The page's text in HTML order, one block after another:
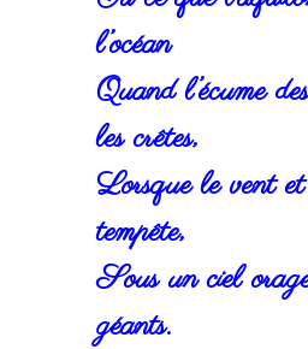
l’océan
Quand l’écume
les crêtes,
Lorsque le vent
tempête,
Sous un ciel
géants.